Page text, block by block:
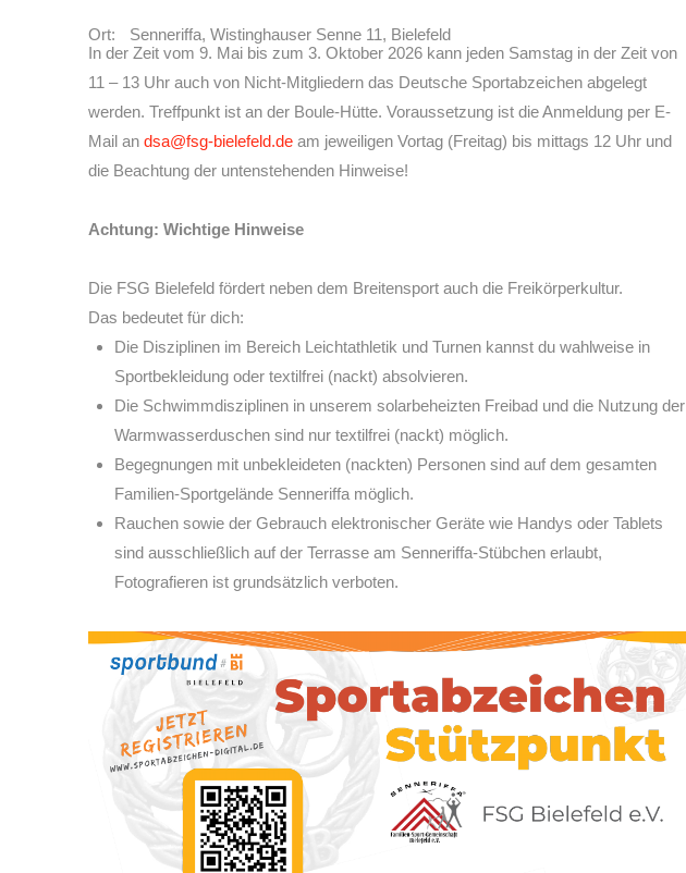
Ort: Senneriffa, Wistinghauser Senne 11, Bielefeld
In der Zeit vom 9. Mai bis zum 3. Oktober 2026 kann jeden Samstag in der Zeit von
11 – 13 Uhr auch von Nicht-Mitgliedern das Deutsche Sportabzeichen abgelegt
werden. Treffpunkt ist an der Boule-Hütte. Voraussetzung ist die Anmeldung per E-
Mail an dsa@fsg-bielefeld.deam jeweiligen Vortag (Freitag) bis mittags 12 Uhr und
die Beachtung der untenstehenden Hinweise!
Achtung: Wichtige Hinweise
Die FSG Bielefeld fördert neben dem Breitensport auch die Freikörperkultur.
Das bedeutet für dich:
Die Disziplinen im Bereich Leichtathletik und Turnen kannst du wahlweise in
Sportbekleidung oder textilfrei (nackt) absolvieren.
Die Schwimmdisziplinen in unserem solarbeheizten Freibad und die Nutzung der
Warmwasserduschen sind nur textilfrei (nackt) möglich.
Begegnungen mit unbekleideten (nackten) Personen sind auf dem gesamten
Familien-Sportgelände Senneriffa möglich.
Rauchen sowie der Gebrauch elektronischer Geräte wie Handys oder Tablets
sind ausschließlich auf der Terrasse am Senneriffa-Stübchen erlaubt,
Fotografieren ist grundsätzlich verboten.